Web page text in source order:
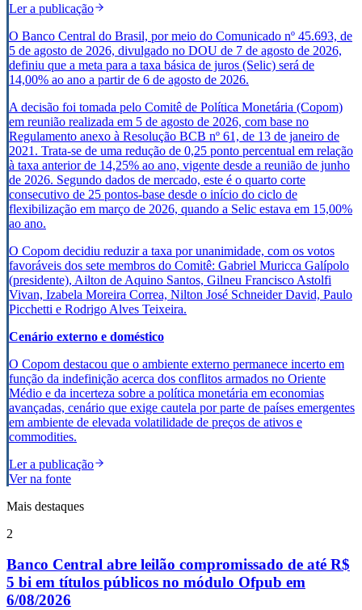
Ler a publicação
O Banco Central do Brasil, por meio do Comunicado nº 45.693, de
5 de agosto de 2026, divulgado no DOU de 7 de agosto de 2026,
definiu que a meta para a taxa básica de juros (Selic) será de
14,00% ao ano a partir de 6 de agosto de 2026.
A decisão foi tomada pelo Comitê de Política Monetária (Copom)
em reunião realizada em 5 de agosto de 2026, com base no
Regulamento anexo à Resolução BCB nº 61, de 13 de janeiro de
2021. Trata-se de uma redução de 0,25 ponto percentual em relação
à taxa anterior de 14,25% ao ano, vigente desde a reunião de junho
de 2026. Segundo dados de mercado, este é o quarto corte
consecutivo de 25 pontos-base desde o início do ciclo de
flexibilização em março de 2026, quando a Selic estava em 15,00%
ao ano.
O Copom decidiu reduzir a taxa por unanimidade, com os votos
favoráveis dos sete membros do Comitê: Gabriel Muricca Galípolo
(presidente), Ailton de Aquino Santos, Gilneu Francisco Astolfi
Vivan, Izabela Moreira Correa, Nilton José Schneider David, Paulo
Picchetti e Rodrigo Alves Teixeira.
Cenário externo e doméstico
O Copom destacou que o ambiente externo permanece incerto em
função da indefinição acerca dos conflitos armados no Oriente
Médio e da incerteza sobre a política monetária em economias
avançadas, cenário que exige cautela por parte de países emergentes
em ambiente de elevada volatilidade de preços de ativos e
commodities.
Ler a publicação
Ver na fonte
Mais destaques
2
Banco Central abre leilão compromissado de até R$
5 bi em títulos públicos no módulo Ofpub em
6/08/2026